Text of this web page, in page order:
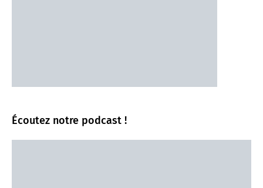
Écoutez notre podcast !